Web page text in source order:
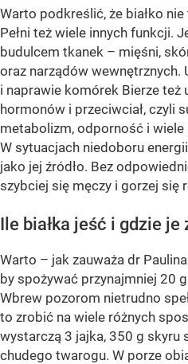
Warto podkreślić, że białko
Pełni też wiele innych funkcji.
budulcem tkanek – mięśni,
oraz narządów wewnętrznych.
i naprawie komórek Bierze też
hormonów i przeciwciał, czyli
metabolizm, odporność i
W sytuacjach niedoboru
jako jej źródło. Bez
szybciej się męczy i gorzej się
Ile białka jeść i gdzie je
Warto – jak zauważa dr
by spożywać przynajmniej 20
Wbrew pozorom nietrudno
to zrobić na wiele różnych
wystarczą 3 jajka, 350 g skyru
chudego twarogu. W porze